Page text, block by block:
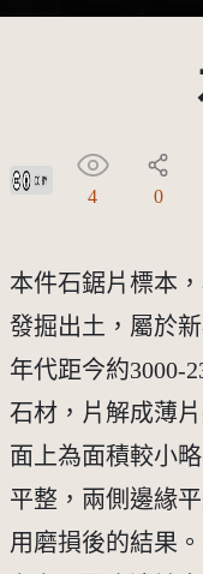
創用CC姓名標示 3.0 台灣
4 0
本件石鋸片標本
發掘出土，屬於
年代距今約3000-
石材，片解成薄
面上為面積較小
平整，兩側邊緣
用磨損後的結果